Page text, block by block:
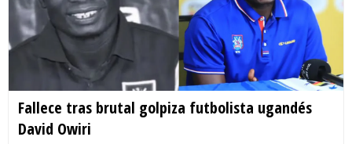
Fallece tras brutal golpiza futbolista ugandés
David Owiri